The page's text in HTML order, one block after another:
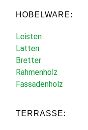
HOBELWARE:
Leisten
Latten
Bretter
Rahmenholz
Fassadenholz
TERRASSE: